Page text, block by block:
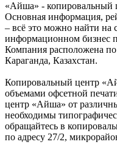
«Айша» - копировальный
Основная информация,
– всё это можно найти
информационном бизнес
Компания расположена
Караганда, Казахстан.
Копировальный центр
объемами офсетной
центр «Айша» от
необходимы
обращайтесь в
по адресу 27/2,